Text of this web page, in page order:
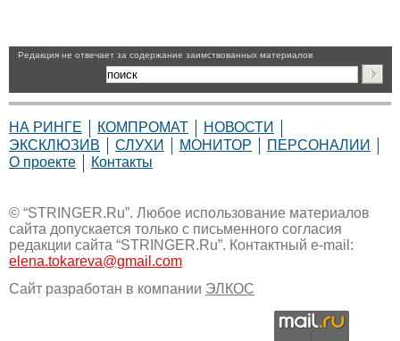
Pедакция не отвечает за содержание заимствованных материалов
НА РИНГЕ КОМПРОМАТ
НОВОСТИ
ЭКСКЛЮЗИВ
СЛУХИ МОНИТОР
ПЕРСОНАЛИИ
О проекте
Контакты
© “STRINGER.Ru”. Любое использование материалов
сайта допускается только с письменного согласия
редакции сайта “STRINGER.Ru”. Контактный e-mail:
elena.tokareva@gmail.com
Сайт разработан в компании ЭЛКОС